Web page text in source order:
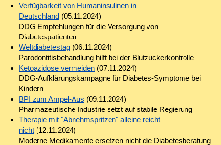
Verfügbarkeit von Humaninsulinen in
Deutschland(05.11.2024)
DDG Empfehlungen für die Versorgung von
Diabetespatienten
Weltdiabetestag(06.11.2024)
Parodontitisbehandlung hilft bei der Blutzuckerkontrolle
Ketoazidose vermeiden(07.11.2024)
DDG-Aufklärungskampagne für Diabetes-Symptome bei
Kindern
BPI zum Ampel-Aus (09.11.2024)
Pharmazeutische Industrie setzt auf stabile Regierung
Therapie mit "Abnehmspritzen" alleine reicht
nicht(12.11.2024)
Moderne Medikamente ersetzen nicht die Diabetesberatung